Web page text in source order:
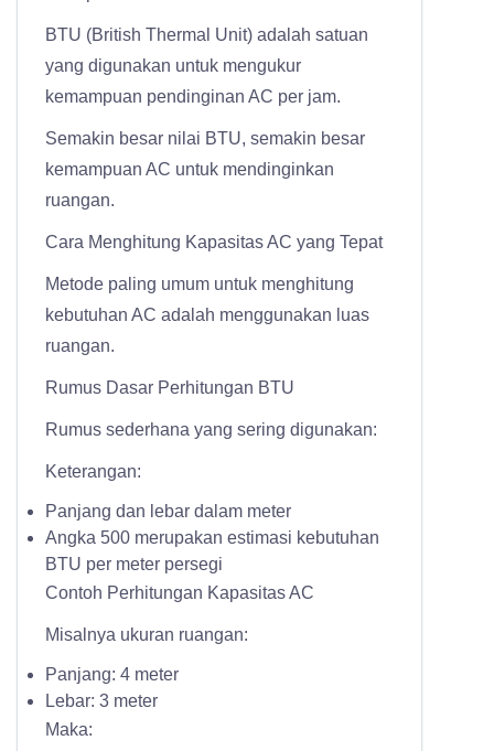
BTU (British Thermal Unit) adalah satuan
yang digunakan untuk mengukur
kemampuan pendinginan AC per jam.
Semakin besar nilai BTU, semakin besar
kemampuan AC untuk mendinginkan
ruangan.
Cara Menghitung Kapasitas AC yang Tepat
Metode paling umum untuk menghitung
kebutuhan AC adalah menggunakan luas
ruangan.
Rumus Dasar Perhitungan BTU
Rumus sederhana yang sering digunakan:
Keterangan:
Panjang dan lebar dalam meter
Angka 500 merupakan estimasi kebutuhan
BTU per meter persegi
Contoh Perhitungan Kapasitas AC
Misalnya ukuran ruangan:
Panjang: 4 meter
Lebar: 3 meter
Maka: